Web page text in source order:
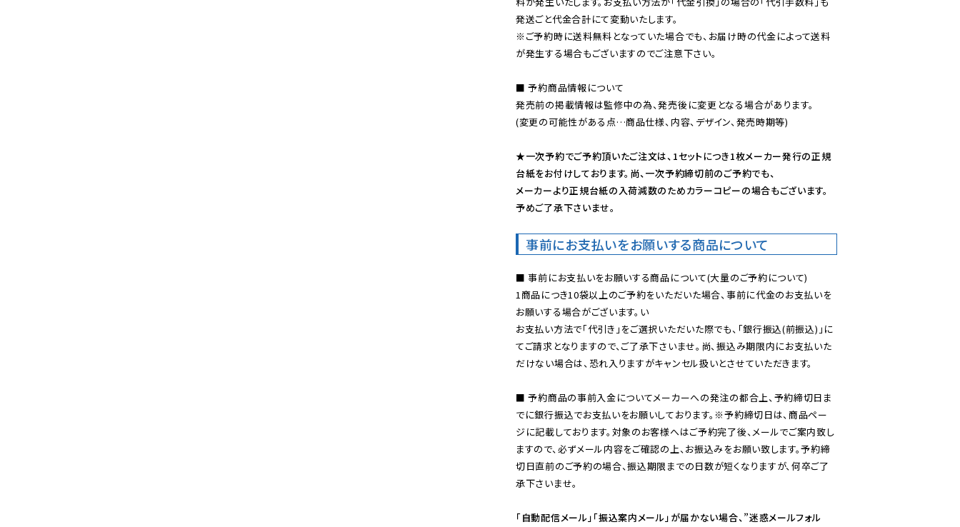
※ご予約時に送料無料となっていた場合でも、お届け時の代金によって送料
が発生する場合もございますのでご注意下さい。
■ 予約商品情報について
発売前の掲載情報は監修中の為、発売後に変更となる場合があります。
(変更の可能性がある点…商品仕様、内容、デザイン、発売時期等)
★一次予約でご予約頂いたご注文は、1セットにつき1枚メーカー発行の正規
台紙をお付けしております。尚、一次予約締切前のご予約でも、
メーカーより正規台紙の入荷減数のためカラーコピーの場合もございます。
予めご了承下さいませ。
事前にお支払いをお願いする商品について
■ 事前にお支払いをお願いする商品について(大量のご予約について)
1商品につき10袋以上のご予約をいただいた場合、事前に代金のお支払いを
お願いする場合がございます。い
お支払い方法で「代引き」をご選択いただいた際でも、「銀行振込(前振込)」に
てご請求となりますので、ご了承下さいませ。尚、振込み期限内にお支払いた
だけない場合は、恐れ入りますがキャンセル扱いとさせていただきます。
■ 予約商品の事前入金についてメーカーへの発注の都合上、予約締切日ま
でに銀行振込でお支払いをお願いしております。※予約締切日は、商品ペー
ジに記載しております。対象のお客様へはご予約完了後、メールでご案内致し
ますので、必ずメール内容をご確認の上、お振込みをお願い致します。予約締
切日直前のご予約の場合、振込期限までの日数が短くなりますが、何卒ご了
承下さいませ。
「自動配信メール」「振込案内メール」が届かない場合、”迷惑メールフォル